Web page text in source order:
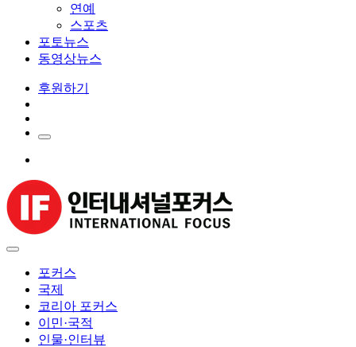
연예
스포츠
포토뉴스
동영상뉴스
후원하기
포커스
국제
코리아 포커스
이민·국적
인물·인터뷰